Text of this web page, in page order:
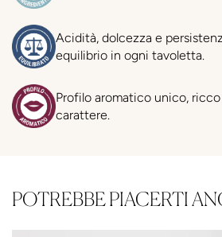
Acidità, dolcezza e
equilibrio in ogni tavoletta.
Profilo aromatico unico,
carattere.
POTREBBE PIACERTI